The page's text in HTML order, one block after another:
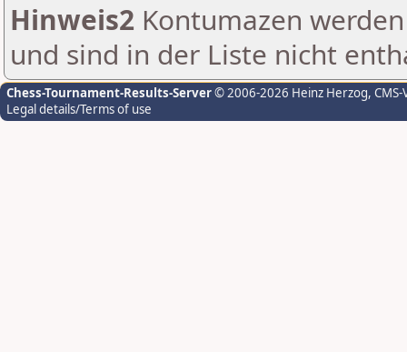
Hinweis2 Kontumazen
und sind in der Liste nicht
Chess-Tournament-Results-Server© 2006-2026 Heinz Herzog,
Legal details/Terms of use